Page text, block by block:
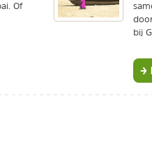
Of
bij